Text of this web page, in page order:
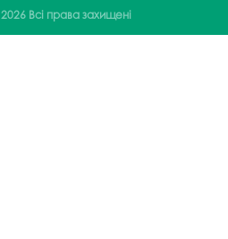
2026 Всі права захищені